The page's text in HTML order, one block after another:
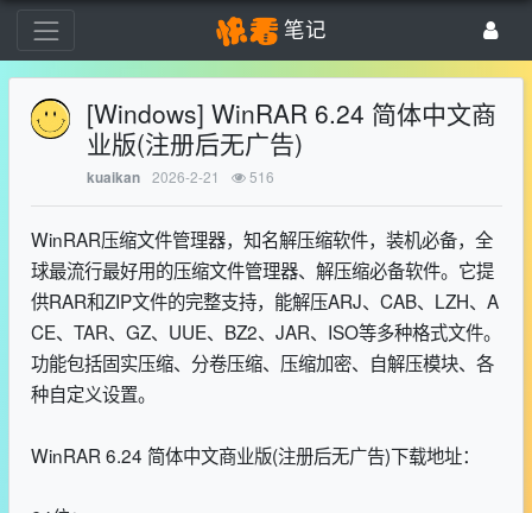
笔记
[Windows] WinRAR 6.24 简体中文商
业版(注册后无广告)
kuaikan 2026-2-21 516
WinRAR压缩文件管理器，知名解压缩软件，装机必备，全
球最流行最好用的压缩文件管理器、解压缩必备软件。它提
供RAR和ZIP文件的完整支持，能解压ARJ、CAB、LZH、A
CE、TAR、GZ、UUE、BZ2、JAR、ISO等多种格式文件。
功能包括固实压缩、分卷压缩、压缩加密、自解压模块、各
种自定义设置。
WinRAR 6.24 简体中文商业版(注册后无广告)下载地址：